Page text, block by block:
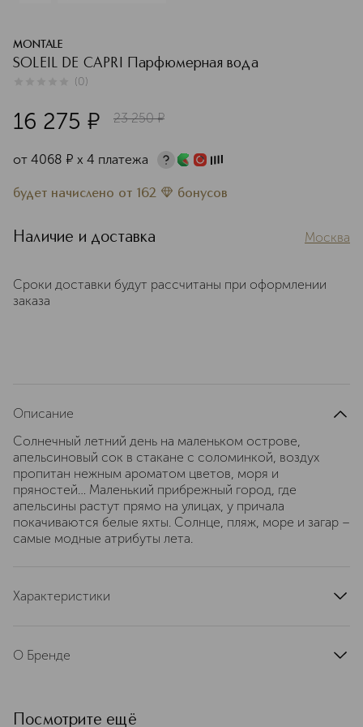
MONTALE
SOLEIL DE CAPRI Парфюмерная вода
(0)
16 275 ¤ 23 250 ¤
от 4068 ¤ х 4 платежа
будет начислено от 162 бонусов
Наличие и доставка Москва
Сроки доставки будут рассчитаны при оформлении
заказа
Описание
Солнечный летний день на маленьком острове,
апельсиновый сок в стакане с соломинкой, воздух
пропитан нежным ароматом цветов, моря и
пряностей… Маленький прибрежный город, где
апельсины растут прямо на улицах, у причала
покачиваются белые яхты. Солнце, пляж, море и загар –
самые модные атрибуты лета.
Характеристики
артикул
О Бренде
Пьером Монталем в Париже. Пьер
Посмотрите ещё